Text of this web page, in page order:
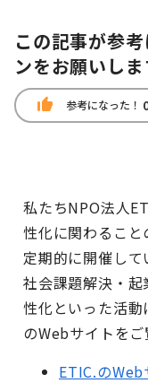
この記事が参
ンをお願いしま
thumb_up 参考になった！
私たちNPO法人
性化に関わるこ
定期的に開催して
社会課題解決・
性化といった活
のWebサイトをご
ETIC.のWeb